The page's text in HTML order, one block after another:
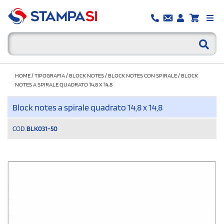
HOME/TIPOGRAFIA/BLOCK NOTES/BLOCK NOTES CON SPIRALE/BLOCK
NOTES A SPIRALE QUADRATO 14,8 X 14,8
Block notes a spirale quadrato 14,8 x 14,8
COD. BLK031-50